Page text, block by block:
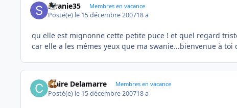
swanie35 Membres en vacance
Posté(e) le 15 décembre 200718 a
qu elle est mignonne cette petite puce ! et quel regard
car elle a les mémes yeux que ma swanie...bienvenue à
Claire Delamarre Membres en vacance
Posté(e) le 15 décembre 200718 a